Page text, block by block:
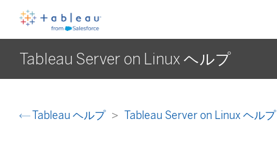
Tableau Server on Linux ヘルプ
Tableau ヘルプ Tableau Server on Linux ヘルプ